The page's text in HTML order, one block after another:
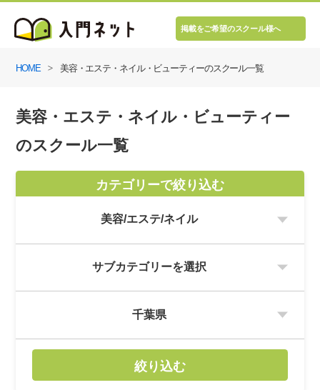
掲載をご希望のスクール様へ
HOME 美容・エステ・ネイル・ビューティーのスクール一覧
美容・エステ・ネイル・ビューティー
のスクール一覧
カテゴリーで絞り込む
絞り込む